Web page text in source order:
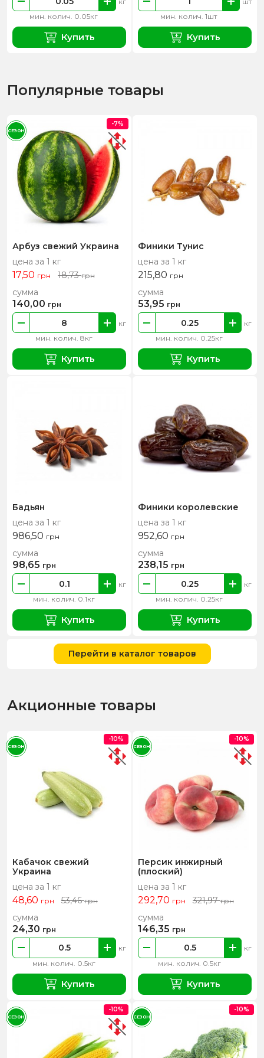
мин. колич. 0.05кг
Купить
мин. колич. 1шт
Купить
Популярные товары
Арбуз свежий Украина
цена за 1 кг
17,50 грн 18,73грн
мин. колич. 8кг
кг
сумма
140,00 грн
Купить
-7%
СЕЗОН
Финики Тунис
цена за 1 кг
215,80 грн
мин. колич. 0.25кг
кг
сумма
53,95 грн
Купить
Бадьян
цена за 1 кг
986,50 грн
мин. колич. 0.1кг
кг
сумма
98,65 грн
Купить
Финики королевские
цена за 1 кг
952,60 грн
мин. колич. 0.25кг
кг
сумма
238,15 грн
Купить
Перейти в каталог товаров
Акционные товары
Кабачок свежий
Украина
цена за 1 кг
48,60 грн 53,46грн
мин. колич. 0.5кг
кг
сумма
24,30 грн
Купить
-10%
СЕЗОН
Персик инжирный
(плоский)
цена за 1 кг
292,70 грн 321,97грн
мин. колич. 0.5кг
кг
сумма
146,35 грн
Купить
-10%
СЕЗОН
-10%
СЕЗОН
-10%
СЕЗОН